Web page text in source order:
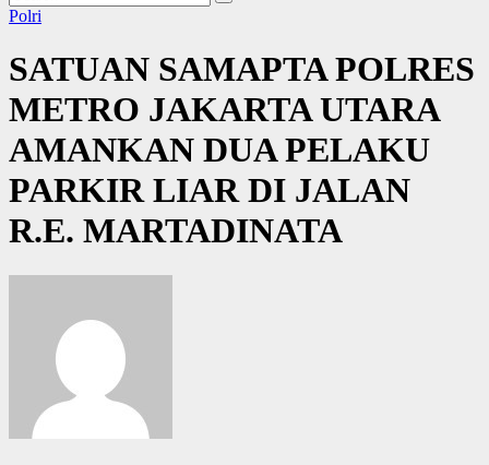
Polri
SATUAN SAMAPTA POLRES
METRO JAKARTA UTARA
AMANKAN DUA PELAKU
PARKIR LIAR DI JALAN
R.E. MARTADINATA